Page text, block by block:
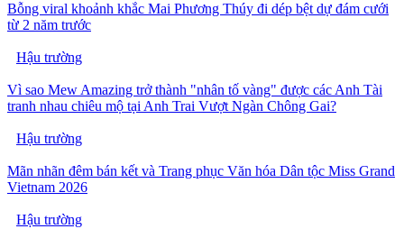
Bỗng viral khoảnh khắc Mai Phương Thúy đi dép bệt dự đám cưới
từ 2 năm trước
Hậu trường
Vì sao Mew Amazing trở thành "nhân tố vàng" được các Anh Tài
tranh nhau chiêu mộ tại Anh Trai Vượt Ngàn Chông Gai?
Hậu trường
Mãn nhãn đêm bán kết và Trang phục Văn hóa Dân tộc Miss Grand
Vietnam 2026
Hậu trường